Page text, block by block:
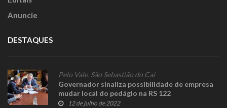
Anuncie
DESTAQUES
Pelo Vale, São Sebastião do Caí
Governador sinaliza possibilidade de empresa
mudar local do pedágio na RS 122
12 de julho de 2022